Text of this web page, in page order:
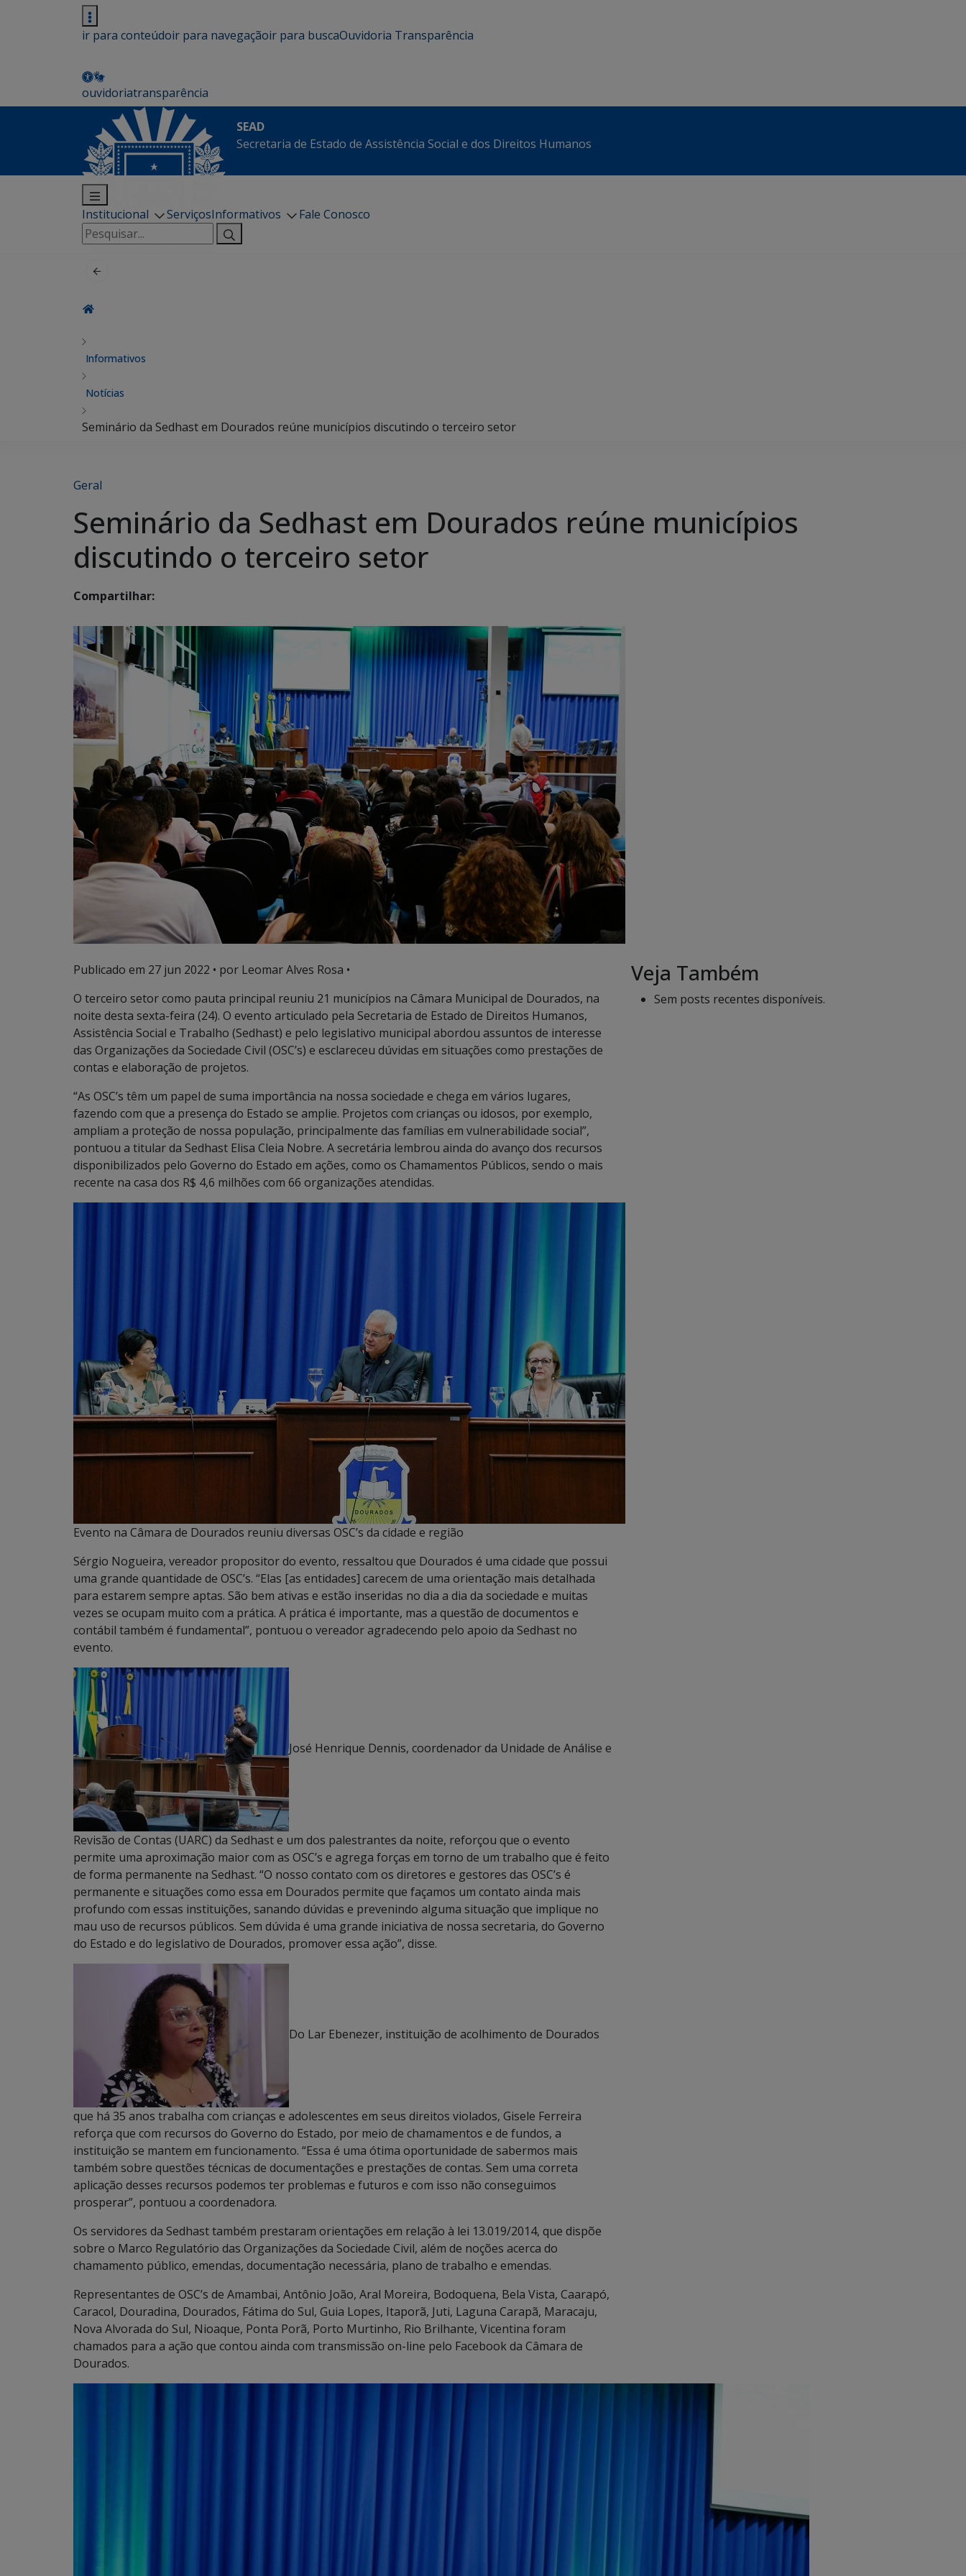
ir para conteúdoir para navegaçãoir para buscaOuvidoria Transparência
ouvidoriatransparência
SEAD
Secretaria de Estado de Assistência Social e dos Direitos Humanos
Institucional ServiçosInformativos
Fale Conosco
Pesquisar
por:
Informativos
Notícias
Seminário da Sedhast em Dourados reúne municípios discutindo o terceiro setor
Geral
Seminário da Sedhast em Dourados reúne municípios
discutindo o terceiro setor
Compartilhar:
Publicado em 27 jun 2022 • por Leomar Alves Rosa •
O terceiro setor como pauta principal reuniu 21 municípios na Câmara Municipal de Dourados, na
noite desta sexta-feira (24). O evento articulado pela Secretaria de Estado de Direitos Humanos,
Assistência Social e Trabalho (Sedhast) e pelo legislativo municipal abordou assuntos de interesse
das Organizações da Sociedade Civil (OSC’s) e esclareceu dúvidas em situações como prestações de
contas e elaboração de projetos.
“As OSC’s têm um papel de suma importância na nossa sociedade e chega em vários lugares,
fazendo com que a presença do Estado se amplie. Projetos com crianças ou idosos, por exemplo,
ampliam a proteção de nossa população, principalmente das famílias em vulnerabilidade social”,
pontuou a titular da Sedhast Elisa Cleia Nobre. A secretária lembrou ainda do avanço dos recursos
disponibilizados pelo Governo do Estado em ações, como os Chamamentos Públicos, sendo o mais
recente na casa dos R$ 4,6 milhões com 66 organizações atendidas.
Evento na Câmara de Dourados reuniu diversas OSC’s da cidade e região
Sérgio Nogueira, vereador propositor do evento, ressaltou que Dourados é uma cidade que possui
uma grande quantidade de OSC’s. “Elas [as entidades] carecem de uma orientação mais detalhada
para estarem sempre aptas. São bem ativas e estão inseridas no dia a dia da sociedade e muitas
vezes se ocupam muito com a prática. A prática é importante, mas a questão de documentos e
contábil também é fundamental”, pontuou o vereador agradecendo pelo apoio da Sedhast no
evento.
José Henrique Dennis, coordenador da Unidade de Análise e
Revisão de Contas (UARC) da Sedhast e um dos palestrantes da noite, reforçou que o evento
permite uma aproximação maior com as OSC’s e agrega forças em torno de um trabalho que é feito
de forma permanente na Sedhast. “O nosso contato com os diretores e gestores das OSC’s é
permanente e situações como essa em Dourados permite que façamos um contato ainda mais
profundo com essas instituições, sanando dúvidas e prevenindo alguma situação que implique no
mau uso de recursos públicos. Sem dúvida é uma grande iniciativa de nossa secretaria, do Governo
do Estado e do legislativo de Dourados, promover essa ação”, disse.
Do Lar Ebenezer, instituição de acolhimento de Dourados
que há 35 anos trabalha com crianças e adolescentes em seus direitos violados, Gisele Ferreira
reforça que com recursos do Governo do Estado, por meio de chamamentos e de fundos, a
instituição se mantem em funcionamento. “Essa é uma ótima oportunidade de sabermos mais
também sobre questões técnicas de documentações e prestações de contas. Sem uma correta
aplicação desses recursos podemos ter problemas e futuros e com isso não conseguimos
prosperar”, pontuou a coordenadora.
Os servidores da Sedhast também prestaram orientações em relação à lei 13.019/2014, que dispõe
sobre o Marco Regulatório das Organizações da Sociedade Civil, além de noções acerca do
chamamento público, emendas, documentação necessária, plano de trabalho e emendas.
Representantes de OSC’s de Amambai, Antônio João, Aral Moreira, Bodoquena, Bela Vista, Caarapó,
Caracol, Douradina, Dourados, Fátima do Sul, Guia Lopes, Itaporã, Juti, Laguna Carapã, Maracaju,
Nova Alvorada do Sul, Nioaque, Ponta Porã, Porto Murtinho, Rio Brilhante, Vicentina foram
chamados para a ação que contou ainda com transmissão on-line pelo Facebook da Câmara de
Dourados.
Veja Também
Sem posts recentes disponíveis.